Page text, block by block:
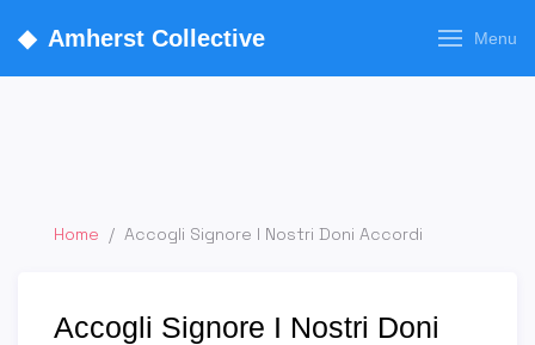
◆ Amherst Collective Menu
Home / Accogli Signore I Nostri Doni Accordi
Accogli Signore I Nostri Doni